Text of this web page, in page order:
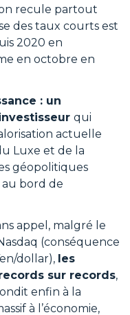
recule partout
des taux courts est
2020 en
en octobre en
: un
qui
actuelle
Luxe et de la
géopolitiques
bord de
appel, malgré le
(conséquence
dollar), les
sur records,
enfin à la
à l’économie,